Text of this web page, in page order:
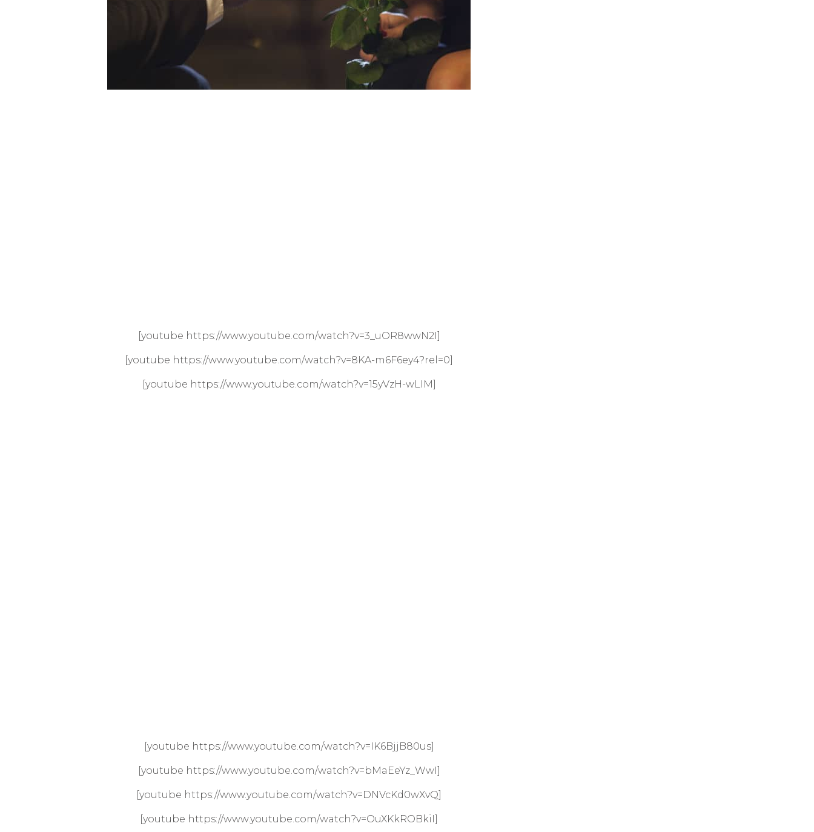
[youtube https://www.youtube.com/watch?v=3_uOR8wwN2I]
[youtube https://www.youtube.com/watch?v=8KA-m6F6ey4?rel=0]
[youtube https://www.youtube.com/watch?v=15yVzH-wLIM]
[youtube https://www.youtube.com/watch?v=IK6BjjB80us]
[youtube https://www.youtube.com/watch?v=bMaEeYz_WwI]
[youtube https://www.youtube.com/watch?v=DNVcKd0wXvQ]
[youtube https://www.youtube.com/watch?v=OuXKkROBkiI]